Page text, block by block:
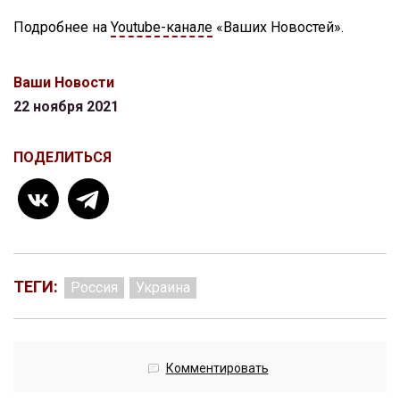
Подробнее на Youtube-канале «Ваших Новостей».
Ваши Новости
22 ноября 2021
ПОДЕЛИТЬСЯ
ТЕГИ: Россия Украина
Комментировать